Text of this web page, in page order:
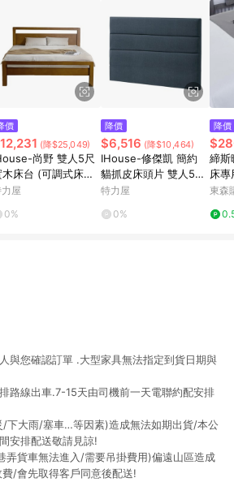
價
(降$25,049)
尚野 雙人5尺
床台 (可調式床台/
架/高腳床/雙人床/床
屋
0%
降價
$6,516 (降$10,464)
IHouse-修傑凱 簡約
貓抓皮床頭片 雙人5尺
鐵灰色#707-01
特力屋
0%
降價
締斯
床專
床
東森
與您確認訂單 .大型家具無法指定到貨日期與
路線出車.7-15天由司機前一天電聯約配安排
/下大雨/塞車…等因素)造成無法如期出貨/本公
安排配送敬請見諒!
弄貨車無法進入/需要吊掛費用)偏遠山區造成
/會先取得客戶同意後配送!